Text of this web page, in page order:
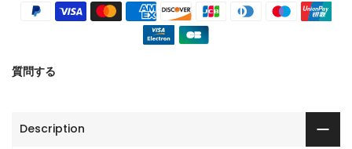
質問する
Description